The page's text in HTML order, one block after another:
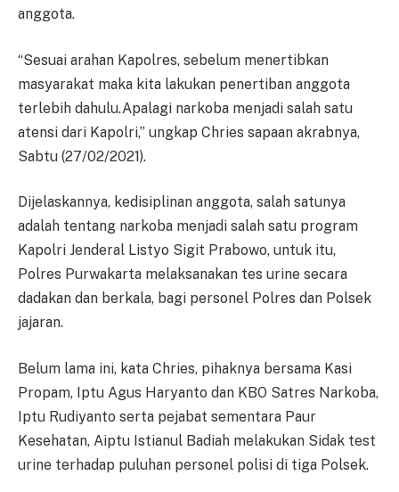
anggota.
“Sesuai arahan Kapolres, sebelum menertibkan
masyarakat maka kita lakukan penertiban anggota
terlebih dahulu.Apalagi narkoba menjadi salah satu
atensi dari Kapolri,” ungkap Chries sapaan akrabnya,
Sabtu (27/02/2021).
Dijelaskannya, kedisiplinan anggota, salah satunya
adalah tentang narkoba menjadi salah satu program
Kapolri Jenderal Listyo Sigit Prabowo, untuk itu,
Polres Purwakarta melaksanakan tes urine secara
dadakan dan berkala, bagi personel Polres dan Polsek
jajaran.
Belum lama ini, kata Chries, pihaknya bersama Kasi
Propam, Iptu Agus Haryanto dan KBO Satres Narkoba,
Iptu Rudiyanto serta pejabat sementara Paur
Kesehatan, Aiptu Istianul Badiah melakukan Sidak test
urine terhadap puluhan personel polisi di tiga Polsek.